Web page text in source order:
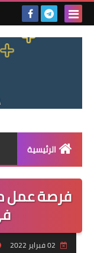
الرئيسية
فرصة عمل